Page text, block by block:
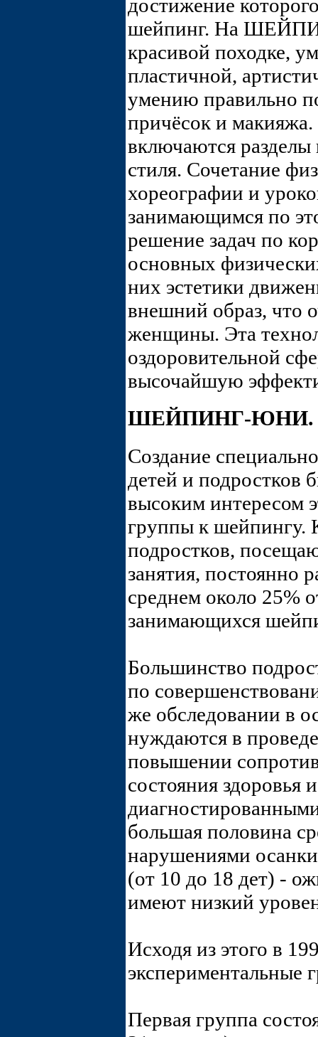
достижение
шейпинг. На
красивой походке,
пластичной,
умению правильно
причёсок и
включаются
стиля. Сочетание
хореографии и
занимающимся по
решение задач по
основных
них эстетики
внешний образ, что
женщины. Эта
оздоровительной
высочайшую
ШЕЙПИНГ-ЮНИ.
Создание
детей и подростков
высоким интересом
группы к шейпингу.
подростков,
занятия, постоянно
среднем около 25%
занимающихся
Большинство
по
же обследовании в
нуждаются в
повышении
состояния здоровья
большая половина
нарушениями
(от 10 до 18 дет) -
имеют низкий
Исходя из этого в
экспериментальные
Первая группа